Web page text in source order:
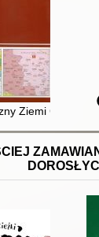
Ziemi